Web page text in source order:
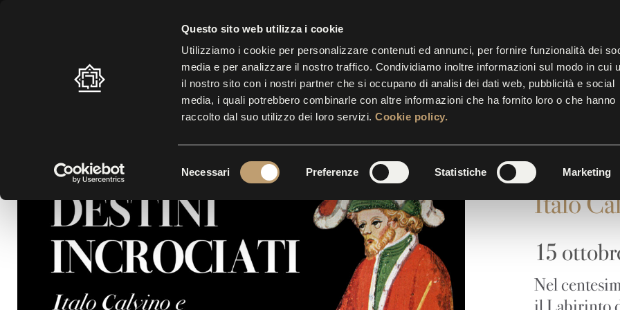
Questo sito web utilizza i cookie
Utilizziamo i cookie per personalizzare contenuti ed annunci, per fornire funzionalità dei
media e per analizzare il nostro traffico. Condividiamo inoltre informazioni sul modo in cui
il nostro sito con i nostri partner che si occupano di analisi dei dati web, pubblicità e social
media, i quali potrebbero combinarle con altre informazioni che ha fornito loro o che hanno
raccolto dal suo utilizzo dei loro servizi.Cookie policy.
e
e
z
i
o
Necessari Preferenze Statistiche Marketing
ULTIMO INGRESSO: 17.30 | BIGLIETTERIA APERTA FINO ALLE 17.30
LABIRINTO VISITA MOSTRE EVENTI INIZIATIVE SUITES GALLERY
Italo
15
Nel